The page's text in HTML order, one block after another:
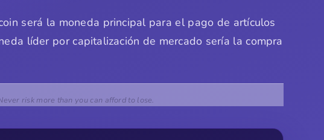
será la moneda principal para el pago de artículos
líder por capitalización de mercado sería la compra
risk more than you can afford to lose.